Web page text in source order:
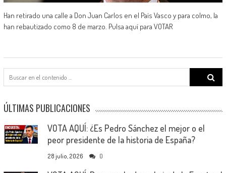
Han retirado una calle a Don Juan Carlos en el País Vasco y para colmo, la
han rebautizado como 8 de marzo. Pulsa aquí para VOTAR
Search
for:
ÚLTIMAS PUBLICACIONES
VOTA AQUÍ: ¿Es Pedro Sánchez el mejor o el
peor presidente de la historia de España?
28 julio, 2026 0